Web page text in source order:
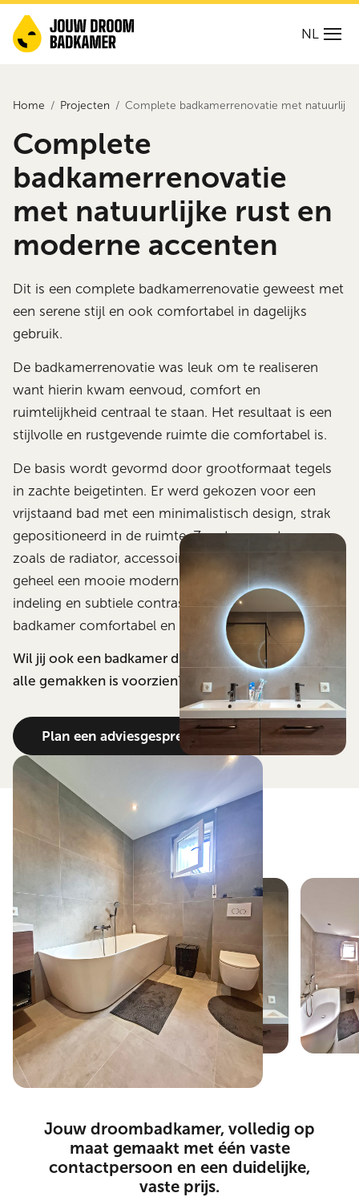
NL
Home Projecten Complete badkamerrenovatie met
Complete
badkamerrenovatie
met natuurlijke rust en
moderne accenten
Dit is een complete badkamerrenovatie geweest met
een serene stijl en ook comfortabel in dagelijks
gebruik.
De badkamerrenovatie was leuk om te realiseren
want hierin kwam eenvoud, comfort en
ruimtelijkheid centraal te staan. Het resultaat is een
stijlvolle en rustgevende ruimte die comfortabel is.
De basis wordt gevormd door grootformaat tegels
in zachte beigetinten. Er werd gekozen voor een
vrijstaand bad met een minimalistisch design, strak
gepositioneerd in de ruimte. Zwarte accenten –
zoals de radiator, accessoires en kranen, geven het
geheel een mooie moderne touch. De slimme
indeling en subtiele contrasten maken deze
badkamer comfortabel en stijlvol in dagelijks gebruik.
Wil jij ook een badkamer die rust uitstraalt en van
alle gemakken is voorzien?
Plan een adviesgesprek
Bekijk het resultaat
Jouw droombadkamer, volledig op
maat gemaakt met één vaste
contactpersoon en een duidelijke,
vaste prijs.